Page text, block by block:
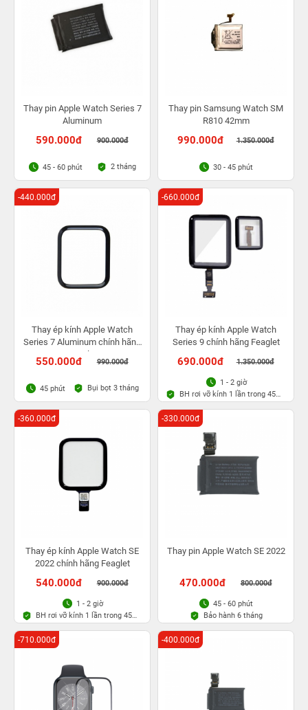
Thay pin Apple Watch Series 7
Aluminum
590.000đ 900.000đ
45 - 60 phút 2 tháng
Thay pin Samsung Watch SM
R810 42mm
990.000đ 1.350.000đ
30 - 45 phút
Thay ép kính Apple Watch
Series 7 Aluminum chính hãng
Feaglet
550.000đ 990.000đ
-440.000đ
45 phút Bụi bọt 3 tháng
Thay ép kính Apple Watch
Series 9 chính hãng Feaglet
690.000đ 1.350.000đ
-660.000đ
1 - 2 giờ
BH rơi vỡ kính 1 lần trong 45
ngày
Thay ép kính Apple Watch SE
2022 chính hãng Feaglet
540.000đ 900.000đ
-360.000đ
1 - 2 giờ
BH rơi vỡ kính 1 lần trong 45
ngày
Thay pin Apple Watch SE 2022
470.000đ 800.000đ
-330.000đ
45 - 60 phút
Bảo hành 6 tháng
-710.000đ -400.000đ